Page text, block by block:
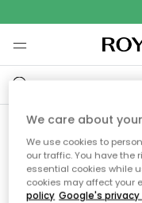
Vi hittar
We care about
We use cookies to
our traffic. You have the
essential cookies while
cookies may affect your
policy Google's